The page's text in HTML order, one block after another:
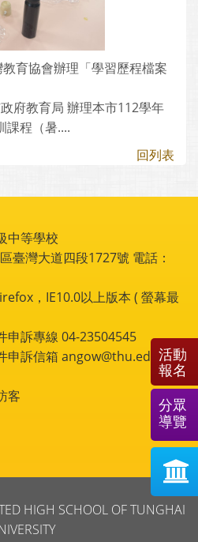
育協會辦理「學習歷程檔案
府教育局 辦理本市112學年
課程（暑....
回列表
中等學校
臺灣大道四段1727號 電話：
，IE10.0以上版本 ( 螢幕最
申訴專線 04-23504545
申訴信箱 angow@thu.edu.tw
客
HIGH SCHOOL OF TUNGHAI
活動
報名
分眾
導覽